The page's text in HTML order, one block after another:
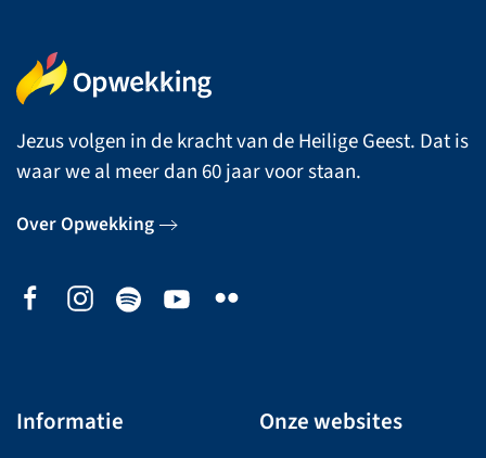
Jezus volgen in de kracht van de Heilige Geest. Dat is
waar we al meer dan 60 jaar voor staan.
Over Opwekking
Informatie Onze websites